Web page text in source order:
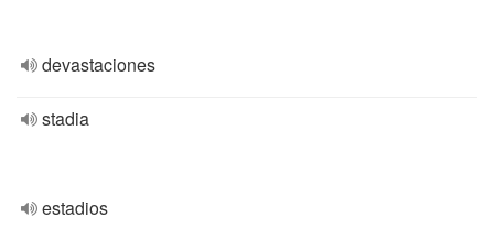
devastaciones
stadia
estadios